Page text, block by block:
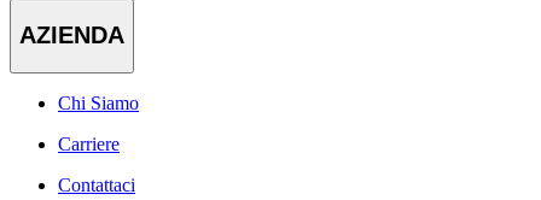
AZIENDA
Chi Siamo
Carriere
Contattaci